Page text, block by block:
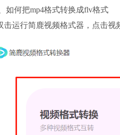
如何把mp4格式转换成flv格式
击运行简鹿视频格式器，点击视